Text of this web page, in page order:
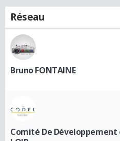
Réseau
Bruno FONTAINE
Comité De Développement